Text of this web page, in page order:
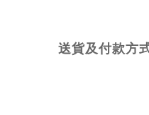
送貨及付款方